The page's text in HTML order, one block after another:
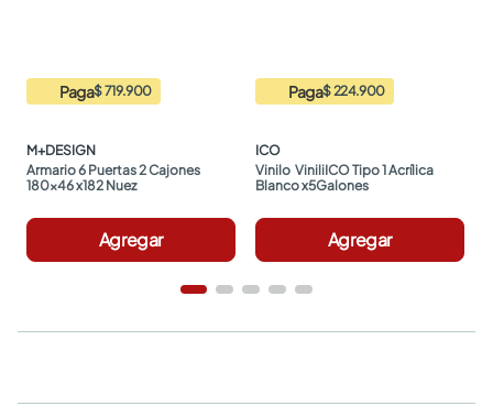
Paga$ 719.900
M+DESIGN
Armario 6 Puertas 2 Cajones
180x46 x182 Nuez
Agregar
Paga$ 224.900
ICO
Vinilo  ViniliICO Tipo 1 Acrílica
Blanco x5Galones
Agregar